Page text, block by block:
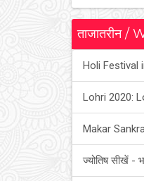
ताजातरीन /
Holi Festival
Lohri 2020:
Makar
ज्योतिष सीखें -